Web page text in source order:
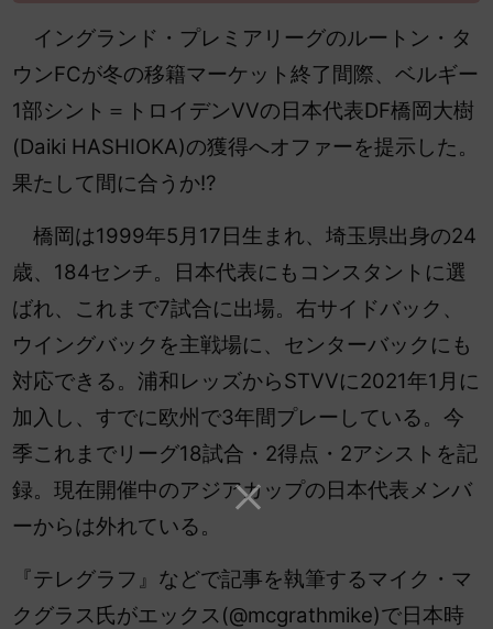
イングランド・プレミアリーグのルートン・タ
ウンFCが冬の移籍マーケット終了間際、ベルギー
1部シント＝トロイデンVVの日本代表DF橋岡大樹
(Daiki HASHIOKA)の獲得へオファーを提示した。
果たして間に合うか!?
橋岡は1999年5月17日生まれ、埼玉県出身の24
歳、184センチ。日本代表にもコンスタントに選
ばれ、これまで7試合に出場。右サイドバック、
ウイングバックを主戦場に、センターバックにも
対応できる。浦和レッズからSTVVに2021年1月に
加入し、すでに欧州で3年間プレーしている。今
季これまでリーグ18試合・2得点・2アシストを記
録。現在開催中のアジアカップの日本代表メンバ
ーからは外れている。
『テレグラフ』などで記事を執筆するマイク・マ
クグラス氏がエックス(@mcgrathmike)で日本時